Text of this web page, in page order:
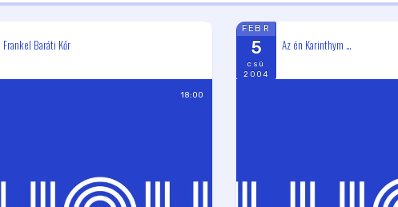
Baráti Kőr
18:00
FEBR
5
csü
2004
Az én Karinthym …